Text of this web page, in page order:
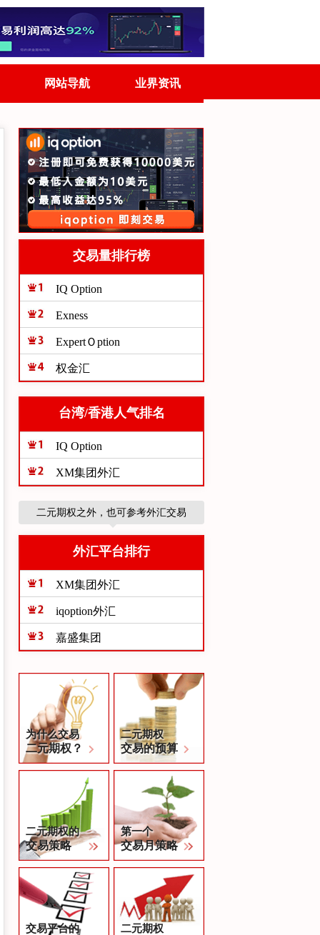
网站导航 业界资讯
交易量排行榜
IQ Option
Exness
ExpertＯption
权金汇
台湾/香港人气排名
IQ Option
XM集团外汇
二元期权之外，也可参考外汇交易
外汇平台排行
XM集团外汇
iqoption外汇
嘉盛集团
为什么交易
二元期权？
二元期权
交易的预算
二元期权的
交易策略
第一个
交易月策略
交易平台的 二元期权